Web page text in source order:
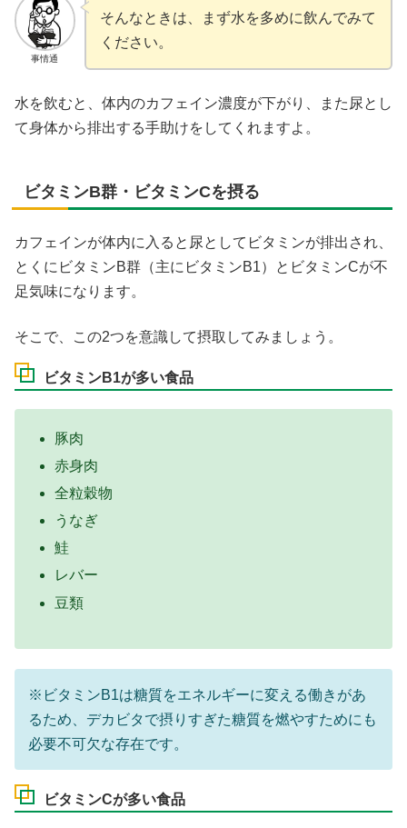
事情通
そんなときは、まず水を多めに飲んでみて
ください。
水を飲むと、体内のカフェイン濃度が下がり、また尿とし
て身体から排出する手助けをしてくれますよ。
ビタミンB群・ビタミンCを摂る
カフェインが体内に入ると尿としてビタミンが排出され、
とくにビタミンB群（主にビタミンB1）とビタミンCが不
足気味になります。
そこで、この2つを意識して摂取してみましょう。
ビタミンB1が多い食品
豚肉
赤身肉
全粒穀物
うなぎ
鮭
レバー
豆類
※ビタミンB1は糖質をエネルギーに変える働きがあ
るため、デカビタで摂りすぎた糖質を燃やすためにも
必要不可欠な存在です。
ビタミンCが多い食品